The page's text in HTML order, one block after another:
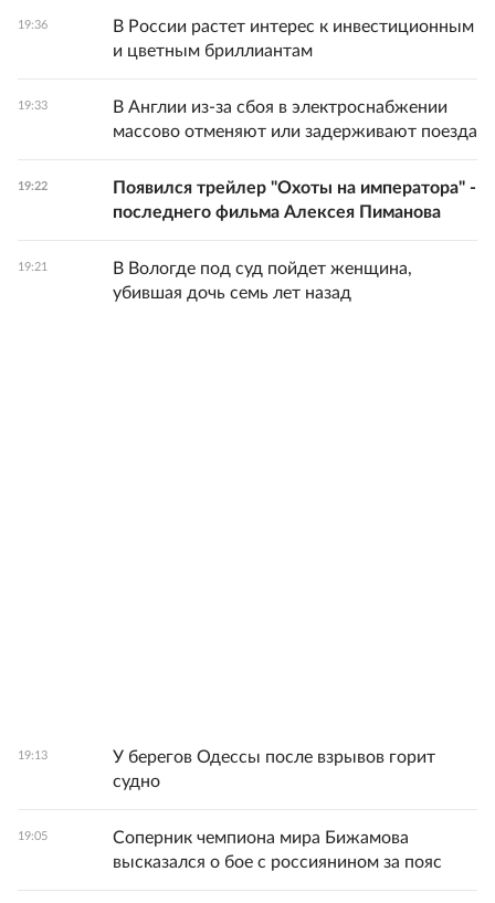
19:36
В России растет интерес к инвестиционным
и цветным бриллиантам
19:33
В Англии из-за сбоя в электроснабжении
массово отменяют или задерживают поезда
19:22
Появился трейлер "Охоты на императора" -
последнего фильма Алексея Пиманова
19:21
В Вологде под суд пойдет женщина,
убившая дочь семь лет назад
19:13
У берегов Одессы после взрывов горит
судно
19:05
Соперник чемпиона мира Бижамова
высказался о бое с россиянином за пояс